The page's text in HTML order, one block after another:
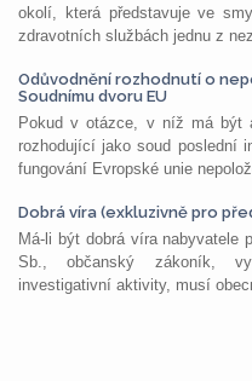
okolí, která představuje ve
zdravotních službách jednu z
Odůvodnění rozhodnutí o
Soudnímu dvoru EU
Pokud v otázce, v níž má být
rozhodující jako soud poslední
fungování Evropské unie
Dobrá víra (exkluzivně pro
Má-li být dobrá víra nabyvatele
Sb., občanský zákoník,
investigativní aktivity, musí